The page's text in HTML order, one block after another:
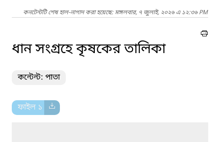
কনটেন্টটি শেষ হাল-নাগাদ করা হয়েছে: মঙ্গলবার, ৭ জুলাই, ২০২৬ এ ১২:৩৬ PM
ধান সংগ্রহে কৃষকের তালিকা
কন্টেন্ট: পাতা
ফাইল ১